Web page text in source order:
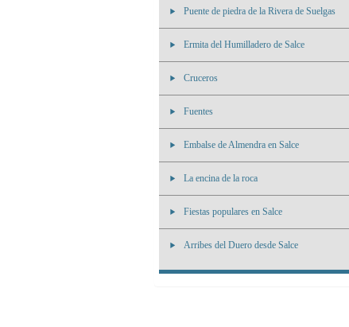
Puente de piedra de la Rivera de Suelgas
Ermita del Humilladero de Salce
Cruceros
Fuentes
Embalse de Almendra en Salce
La encina de la roca
Fiestas populares en Salce
Arribes del Duero desde Salce